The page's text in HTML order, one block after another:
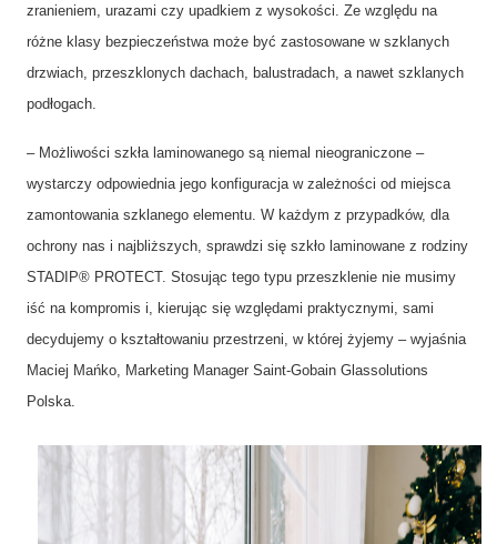
zranieniem, urazami czy upadkiem z wysokości. Ze względu na
różne klasy bezpieczeństwa może być zastosowane w szklanych
drzwiach, przeszklonych dachach, balustradach, a nawet szklanych
podłogach.
– Możliwości szkła laminowanego są niemal nieograniczone –
wystarczy odpowiednia jego konfiguracja w zależności od miejsca
zamontowania szklanego elementu. W każdym z przypadków, dla
ochrony nas i najbliższych, sprawdzi się szkło laminowane z rodziny
STADIP® PROTECT. Stosując tego typu przeszklenie nie musimy
iść na kompromis i, kierując się względami praktycznymi, sami
decydujemy o kształtowaniu przestrzeni, w której żyjemy – wyjaśnia
Maciej Mańko, Marketing Manager Saint-Gobain Glassolutions
Polska.